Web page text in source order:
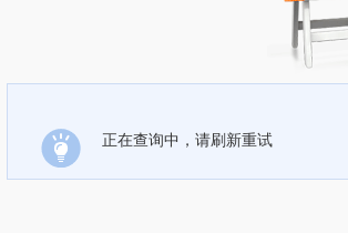
正在查询中，请刷新重试